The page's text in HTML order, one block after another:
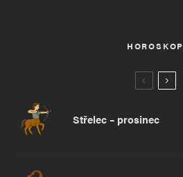
HOROSKOP
Střelec – prosinec